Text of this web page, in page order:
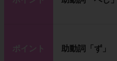
ポイント 助動詞「ず」